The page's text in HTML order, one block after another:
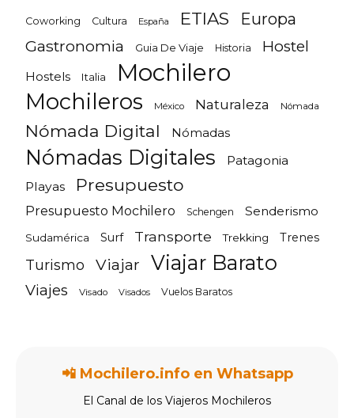
Coworking Cultura España ETIAS
Europa
Gastronomia
Guia De Viaje Historia Hostel
Hostels Italia Mochilero
Mochileros México Naturaleza Nómada
Nómada Digital Nómadas
Nómadas Digitales
Patagonia
Playas
Presupuesto
Presupuesto Mochilero Schengen Senderismo
Sudamérica Surf Transporte Trekking Trenes
Turismo Viajar Viajar Barato
Viajes Visado Visados Vuelos Baratos
📲 Mochilero.info en Whatsapp
El Canal de los Viajeros Mochileros